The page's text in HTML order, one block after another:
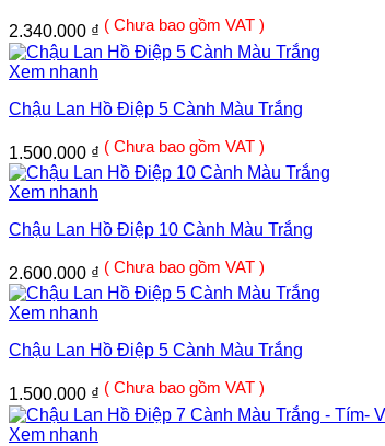
2.340.000 ₫ ( Chưa bao gồm VAT )
Xem nhanh
Chậu Lan Hồ Điệp 5 Cành Màu Trắng
1.500.000 ₫ ( Chưa bao gồm VAT )
Xem nhanh
Chậu Lan Hồ Điệp 10 Cành Màu Trắng
2.600.000 ₫ ( Chưa bao gồm VAT )
Xem nhanh
Chậu Lan Hồ Điệp 5 Cành Màu Trắng
1.500.000 ₫ ( Chưa bao gồm VAT )
Xem nhanh